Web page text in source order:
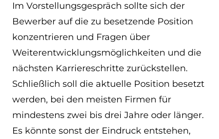
Im Vorstellungsgespräch sollte sich der
Bewerber auf die zu besetzende Position
konzentrieren und Fragen über
Weiterentwicklungsmöglichkeiten und die
nächsten Karriereschritte zurückstellen.
Schließlich soll die aktuelle Position besetzt
werden, bei den meisten Firmen für
mindestens zwei bis drei Jahre oder länger.
Es könnte sonst der Eindruck entstehen,